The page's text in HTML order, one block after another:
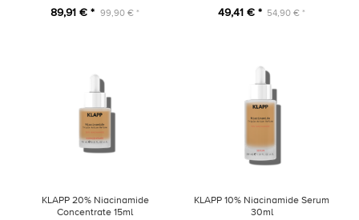
89,91 € * 99,90 € *
spürbar pralles Hautgefühl und
49,41 € * 54,90 € *
KLAPP 20% Niacinamide
Concentrate 15ml
KLAPP 10% Niacinamide Serum
30ml